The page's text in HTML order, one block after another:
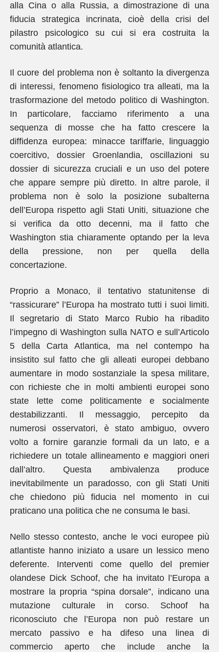
alla Cina o alla Russia, a dimostrazione di una
fiducia strategica incrinata, cioè della crisi del
pilastro psicologico su cui si era costruita la
comunità atlantica.
Il cuore del problema non è soltanto la divergenza
di interessi, fenomeno fisiologico tra alleati, ma la
trasformazione del metodo politico di Washington.
In particolare, facciamo riferimento a una
sequenza di mosse che ha fatto crescere la
diffidenza europea: minacce tariffarie, linguaggio
coercitivo, dossier Groenlandia, oscillazioni su
dossier di sicurezza cruciali e un uso del potere
che appare sempre più diretto. In altre parole, il
problema non è solo la posizione subalterna
dell’Europa rispetto agli Stati Uniti, situazione che
si verifica da otto decenni, ma il fatto che
Washington stia chiaramente optando per la leva
della pressione, non per quella della
concertazione.
Proprio a Monaco, il tentativo statunitense di
“rassicurare” l’Europa ha mostrato tutti i suoi limiti.
Il segretario di Stato Marco Rubio ha ribadito
l’impegno di Washington sulla NATO e sull’Articolo
5 della Carta Atlantica, ma nel contempo ha
insistito sul fatto che gli alleati europei debbano
aumentare in modo sostanziale la spesa militare,
con richieste che in molti ambienti europei sono
state lette come politicamente e socialmente
destabilizzanti. Il messaggio, percepito da
numerosi osservatori, è stato ambiguo, ovvero
volto a fornire garanzie formali da un lato, e a
richiedere un totale allineamento e maggiori oneri
dall’altro. Questa ambivalenza produce
inevitabilmente un paradosso, con gli Stati Uniti
che chiedono più fiducia nel momento in cui
praticano una politica che ne consuma le basi.
Nello stesso contesto, anche le voci europee più
atlantiste hanno iniziato a usare un lessico meno
deferente. Interventi come quello del premier
olandese Dick Schoof, che ha invitato l’Europa a
mostrare la propria “spina dorsale”, indicano una
mutazione culturale in corso. Schoof ha
riconosciuto che l’Europa non può restare un
mercato passivo e ha difeso una linea di
commercio aperto che include anche la